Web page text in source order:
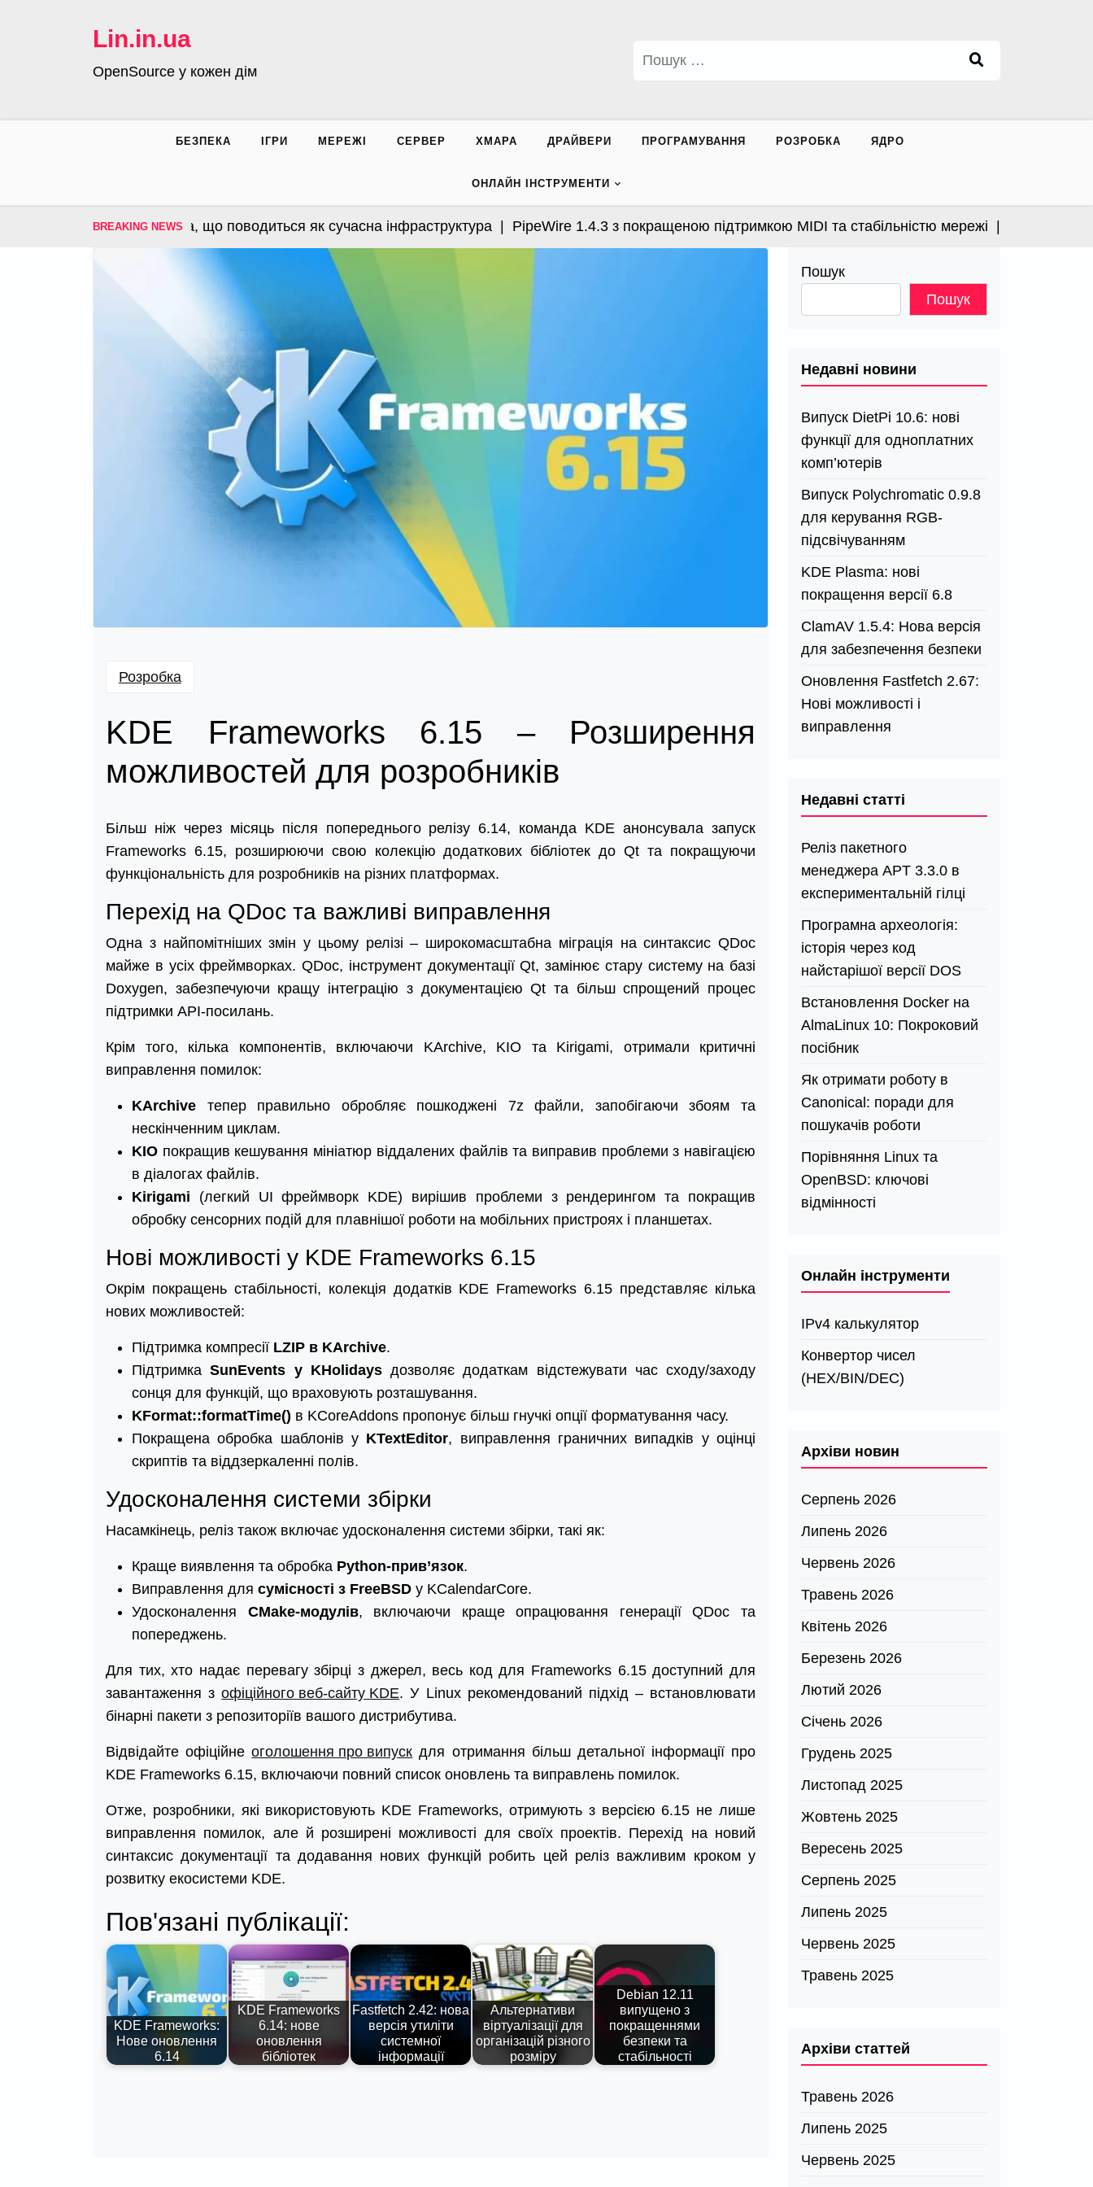
Lin.in.ua
OpenSource у кожен дім
БЕЗПЕКА ІГРИ МЕРЕЖІ СЕРВЕР ХМАРА ДРАЙВЕРИ ПРОГРАМУВАННЯ РОЗРОБКА ЯДРО
ОНЛАЙН ІНСТРУМЕНТИ
BREAKING NEWS
– операційна система, що поводиться як сучасна інфраструктура |PipeWire 1.4.3 з покращеною підтримкою MIDI та стабільністю мережі |Apple
Розробка
KDE Frameworks 6.15 – Розширення
можливостей для розробників
Більш ніж через місяць після попереднього релізу 6.14, команда KDE анонсувала запуск
Frameworks 6.15, розширюючи свою колекцію додаткових бібліотек до Qt та покращуючи
функціональність для розробників на різних платформах.
Перехід на QDoc та важливі виправлення
Одна з найпомітніших змін у цьому релізі – широкомасштабна міграція на синтаксис QDoc
майже в усіх фреймворках. QDoc, інструмент документації Qt, замінює стару систему на базі
Doxygen, забезпечуючи кращу інтеграцію з документацією Qt та більш спрощений процес
підтримки API-посилань.
Крім того, кілька компонентів, включаючи KArchive, KIO та Kirigami, отримали критичні
виправлення помилок:
KArchive тепер правильно обробляє пошкоджені 7z файли, запобігаючи збоям та
нескінченним циклам.
KIO покращив кешування мініатюр віддалених файлів та виправив проблеми з навігацією
в діалогах файлів.
Kirigami (легкий UI фреймворк KDE) вирішив проблеми з рендерингом та покращив
обробку сенсорних подій для плавнішої роботи на мобільних пристроях і планшетах.
Нові можливості у KDE Frameworks 6.15
Окрім покращень стабільності, колекція додатків KDE Frameworks 6.15 представляє кілька
нових можливостей:
Підтримка компресії LZIP в KArchive.
ПідтримкаSunEvents у KHolidaysдозволяє додаткам відстежувати час сходу/заходу
сонця для функцій, що враховують розташування.
KFormat::formatTime() в KCoreAddons пропонує більш гнучкі опції форматування часу.
Покращена обробка шаблонів у KTextEditor, виправлення граничних випадків у оцінці
скриптів та віддзеркаленні полів.
Удосконалення системи збірки
Насамкінець, реліз також включає удосконалення системи збірки, такі як:
Краще виявлення та обробка Python-прив’язок.
Виправлення для сумісності з FreeBSD у KCalendarCore.
Удосконалення CMake-модулів, включаючи краще опрацювання генерації QDoc та
попереджень.
Для тих, хто надає перевагу збірці з джерел, весь код для Frameworks 6.15 доступний для
завантаження зофіційного веб-сайту KDE. У Linux рекомендований підхід – встановлювати
бінарні пакети з репозиторіїв вашого дистрибутива.
Відвідайте офіційнеоголошення про випуск для отримання більш детальної інформації про
KDE Frameworks 6.15, включаючи повний список оновлень та виправлень помилок.
Отже, розробники, які використовують KDE Frameworks, отримують з версією 6.15 не лише
виправлення помилок, але й розширені можливості для своїх проектів. Перехід на новий
синтаксис документації та додавання нових функцій робить цей реліз важливим кроком у
розвитку екосистеми KDE.
Пов'язані публікації:
KDE Frameworks:
Нове оновлення
6.14
KDE Frameworks
6.14: нове
оновлення
бібліотек
Fastfetch 2.42: нова
версія утиліти
системної
інформації
Альтернативи
віртуалізації для
організацій різного
розміру
Debian 12.11
випущено з
покращеннями
безпеки та
стабільності
Пошук
Пошук
Недавні новини
Випуск DietPi 10.6: нові
функції для одноплатних
комп’ютерів
Випуск Polychromatic 0.9.8
для керування RGB-
підсвічуванням
KDE Plasma: нові
покращення версії 6.8
ClamAV 1.5.4: Нова версія
для забезпечення безпеки
Оновлення Fastfetch 2.67:
Нові можливості і
виправлення
Недавні статті
Реліз пакетного
менеджера APT 3.3.0 в
експериментальній гілці
Програмна археологія:
історія через код
найстарішої версії DOS
Встановлення Docker на
AlmaLinux 10: Покроковий
посібник
Як отримати роботу в
Canonical: поради для
пошукачів роботи
Порівняння Linux та
OpenBSD: ключові
відмінності
Онлайн інструменти
IPv4 калькулятор
Конвертор чисел
(HEX/BIN/DEC)
Архіви новин
Серпень 2026
Липень 2026
Червень 2026
Травень 2026
Квітень 2026
Березень 2026
Лютий 2026
Січень 2026
Грудень 2025
Листопад 2025
Жовтень 2025
Вересень 2025
Серпень 2025
Липень 2025
Червень 2025
Травень 2025
Архіви статтей
Травень 2026
Липень 2025
Червень 2025